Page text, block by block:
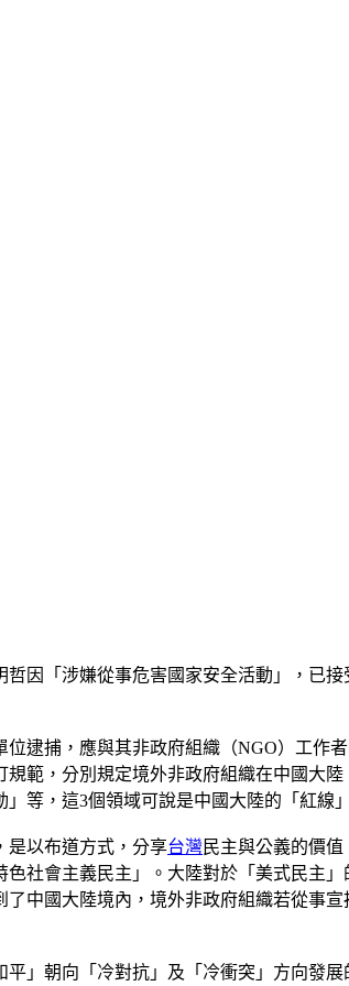
因「涉嫌從事危害國家安全活動」，已
逮捕，應與其非政府組織（NGO）工作
範，分別規定境外非政府組織在中國大
等，這3個領域可說是中國大陸的「紅線
是以布道方式，分享台灣 民主與公義的價
社會主義民主」。大陸對於「美式民主
中國大陸境內，境外非政府組織若從事
平」朝向「冷對抗」及「冷衝突」方向發展